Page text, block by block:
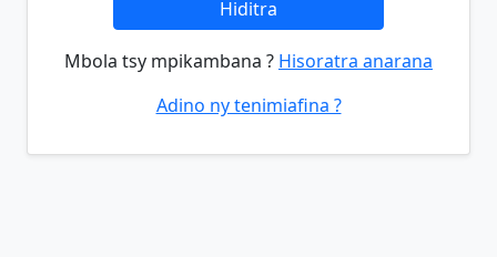
Hiditra
Mbola tsy mpikambana ? Hisoratra anarana
Adino ny tenimiafina ?